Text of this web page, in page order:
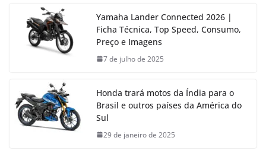
Yamaha Lander Connected 2026 |
Ficha Técnica, Top Speed, Consumo,
Preço e Imagens
7 de julho de 2025
Honda trará motos da Índia para o
Brasil e outros países da América do
Sul
29 de janeiro de 2025